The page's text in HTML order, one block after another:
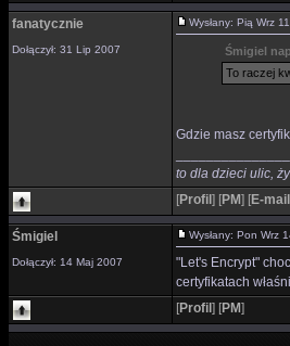
fanatycznie
Dołączył: 31 Lip 2007
Wysłany: Pią Wrz
Śmigiel
To raczej
Gdzie masz
to dla dzieci ulic,
[Profil ] [PM] [E-mail
Śmigiel
Dołączył: 14 Maj 2007
Wysłany: Pon Wrz
"Let's Encrypt"
certyfikatach
[Profil ] [PM]